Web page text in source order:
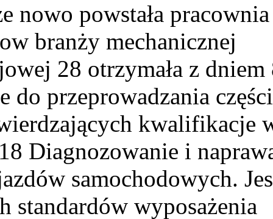
nowo powstała pracownia
branży mechanicznej
28 otrzymała z dniem
do przeprowadzania części
kwalifikacje
Diagnozowanie i
samochodowych.
standardów wyposażenia